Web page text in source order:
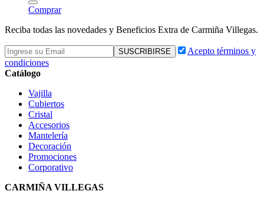
Comprar
Reciba todas las novedades y Beneficios Extra de Carmiña Villegas.
Acepto términos y
condiciones
Catálogo
Vajilla
Cubiertos
Cristal
Accesorios
Mantelería
Decoración
Promociones
Corporativo
CARMIÑA VILLEGAS